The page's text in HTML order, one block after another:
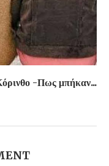
-Πως μπήκαν...